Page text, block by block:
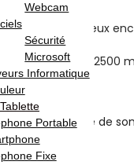
(connexion de deux
intégrée 2500
incluse
intégrée
E ZQS4290 Barre de
Webcam
Sécurité
Microsoft
Informatique
Portable
Fixe